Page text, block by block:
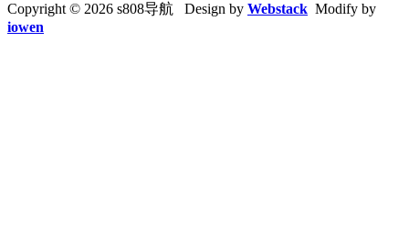
Copyright © 2026 s808导航 Design by Webstack Modify by
iowen